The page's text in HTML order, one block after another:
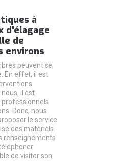
à
d'élagage
de
environs
peuvent se
En effet, il est
il est
professionnels
Donc, nous
le service
des matériels
renseignements
de visiter son